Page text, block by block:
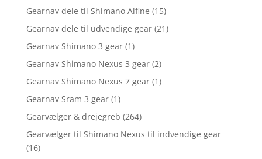
Gearnav dele til Shimano Alfine (15)
Gearnav dele til udvendige gear (21)
Gearnav Shimano 3 gear (1)
Gearnav Shimano Nexus 3 gear (2)
Gearnav Shimano Nexus 7 gear (1)
Gearnav Sram 3 gear (1)
Gearvælger & drejegreb (264)
Gearvælger til Shimano Nexus til indvendige gear
(16)